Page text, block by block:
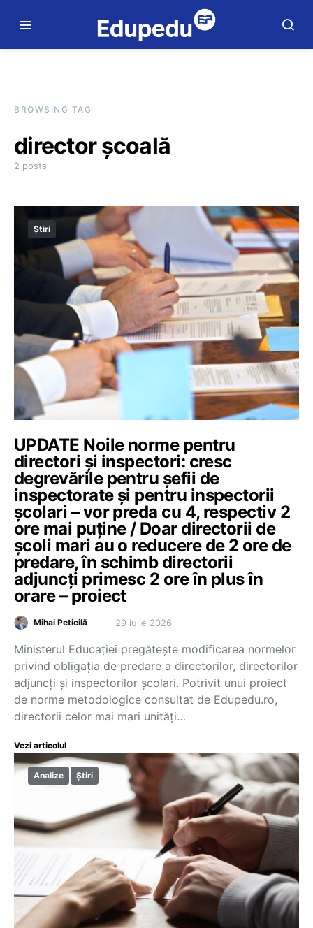
BROWSING TAG
director școală
2 posts
Știri
UPDATE Noile norme pentru
directori și inspectori: cresc
degrevările pentru șefii de
inspectorate și pentru inspectorii
școlari – vor preda cu 4, respectiv 2
ore mai puține / Doar directorii de
școli mari au o reducere de 2 ore de
predare, în schimb directorii
adjuncți primesc 2 ore în plus în
orare – proiect
Mihai Peticilă 29 iulie 2026
Ministerul Educației pregătește modificarea normelor
privind obligația de predare a directorilor, directorilor
adjuncți și inspectorilor școlari. Potrivit unui proiect
de norme metodologice consultat de Edupedu.ro,
directorii celor mai mari unități…
Vezi articolul
Analize Știri